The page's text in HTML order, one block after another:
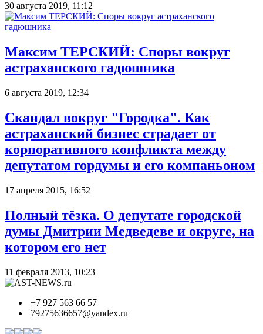
30 августа 2019, 11:12
Максим ТЕРСКИЙ: Споры вокруг
астраханского гадюшника
6 августа 2019, 12:34
Скандал вокруг "Городка". Как
астраханский бизнес страдает от
корпоративного конфликта между
депутатом гордумы и его компаньоном
17 апреля 2015, 16:52
Полный тёзка. О депутате городской
думы Дмитрии Медведеве и округе, на
котором его нет
11 февраля 2013, 10:23
+7 927 563 66 57
79275636657@yandex.ru